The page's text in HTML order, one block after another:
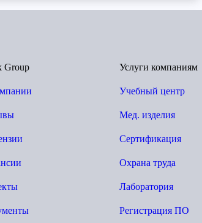
Group Услуги компаниям
Учебный центр
Мед. изделия
Сертификация
Охрана труда
Лаборатория
Регистрация ПО